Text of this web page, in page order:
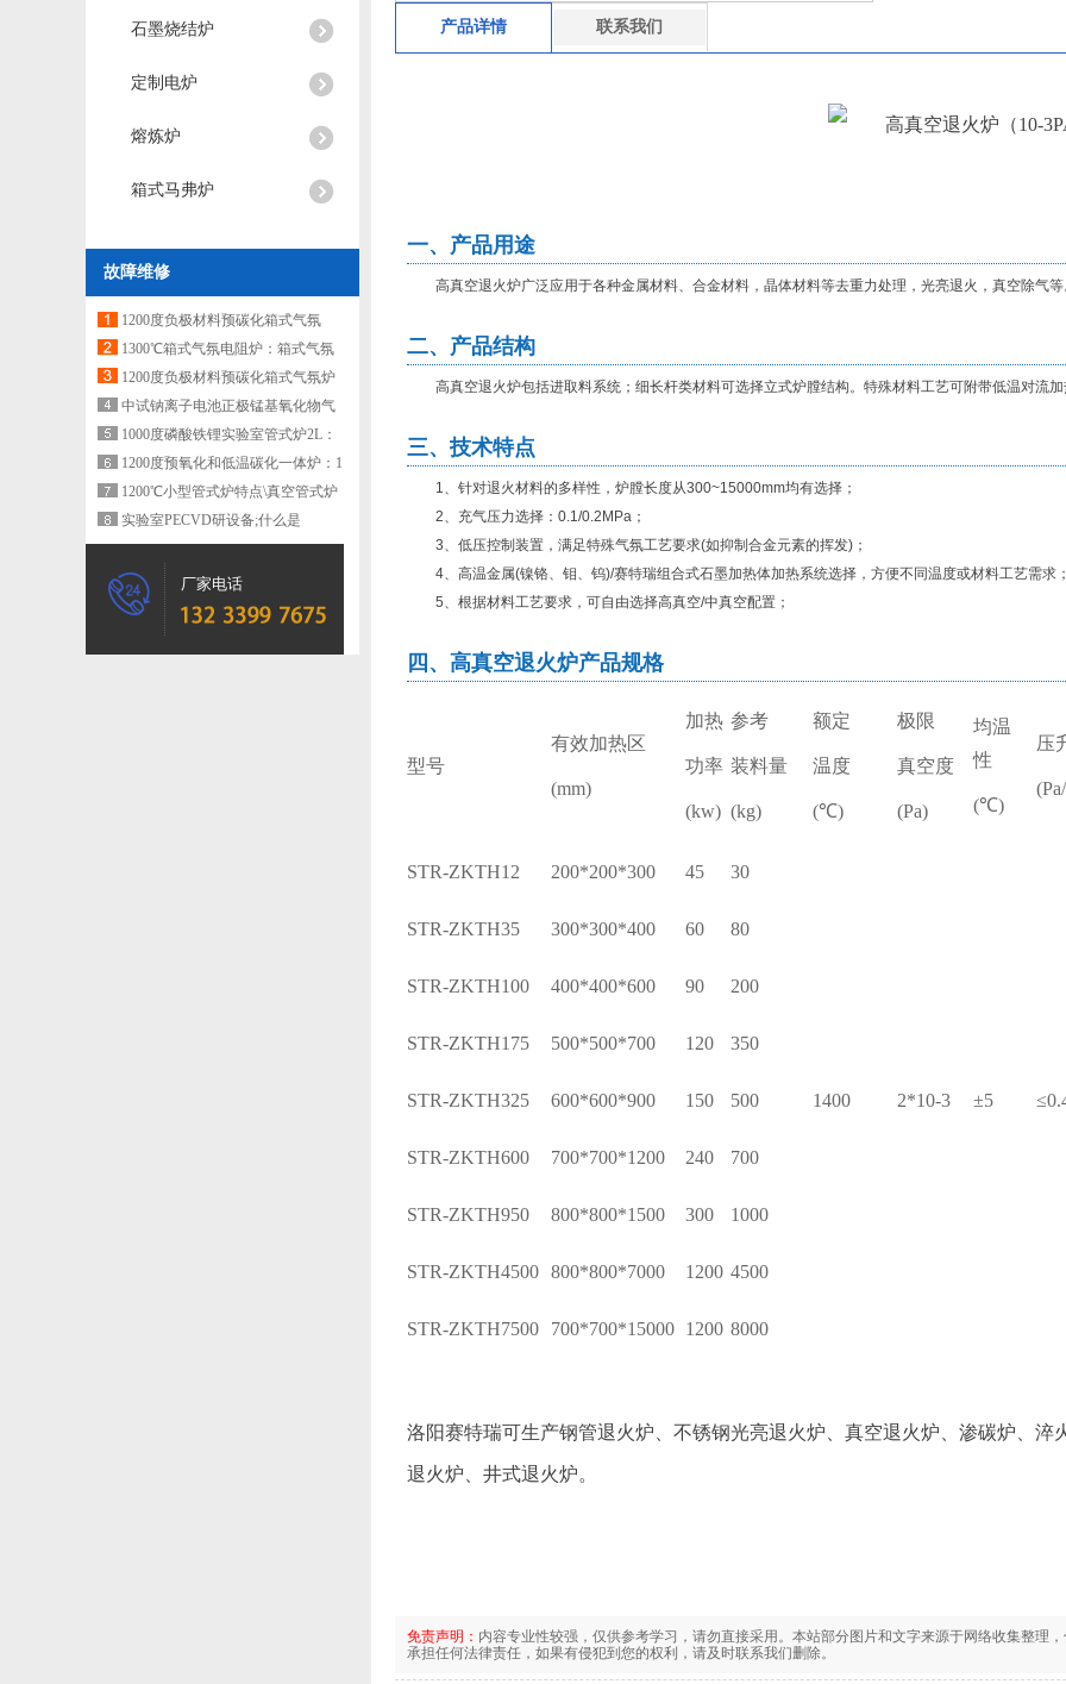
石墨烧结炉
定制电炉
熔炼炉
箱式马弗炉
故障维修
1200度负极材料预碳化箱式气氛
炉：3公斤
1300℃箱式气氛电阻炉：箱式气氛
烧结炉
1200度负极材料预碳化箱式气氛炉
10kg：2排1列箱式气氛炉
中试钠离子电池正极锰基氧化物气
氛烧结炉：2排1列箱式气
1000度磷酸铁锂实验室管式炉2L：
小型磷酸铁锂回转煅烧炉
1200度预氧化和低温碳化一体炉：1
排1列负极材料预碳化箱
1200℃小型管式炉特点\真空管式炉
实验室PECVD研设备;什么是
PECVD?
厂家电话
产品详情 联系我们
一、产品用途
高真空退火炉广泛应用于各种金属材料、合金材料，晶体材料等去重力处理，光亮退火，真空除气等
二、产品结构
高真空退火炉包括进取料系统；细长杆类材料可选择立式炉膛结构。特殊材料工艺可附带低温对流
三、技术特点
1、针对退火材料的多样性，炉膛长度从300~15000mm均有选择；
2、充气压力选择： 0.1/0.2MPa ；
3、低压控制装置，满足特殊气氛工艺要求(如抑制合金元素的挥发) ；
4、高温金属(镍铬、钼、钨)/赛特瑞组合式石墨加热体加热系统选择，方便不同温度或材料工艺需求；
5、根据材料工艺要求，可自由选择高真空/中真空配置；
四、高真空退火炉产品规格
型号
有效加热区
(mm)
加热
功率
(kw)
参考
装料量
(kg)
额定
温度
(℃)
极限
真空度
(Pa)
均温
性
(℃)
压
STR-ZKTH12 200*200*300 45 30
1400 2*10-3 ±5
STR-ZKTH35 300*300*400 60 80
STR-ZKTH100 400*400*600 90 200
STR-ZKTH175 500*500*700 120 350
STR-ZKTH325 600*600*900 150 500
STR-ZKTH600 700*700*1200 240 700
STR-ZKTH950 800*800*1500 300 1000
STR-ZKTH4500 800*800*7000 1200 4500
STR-ZKTH7500 700*700*15000 1200 8000
洛阳赛特瑞可生产钢管退火炉、不锈钢光亮退火炉、真空退火炉、渗碳炉、
退火炉、井式退火炉。
免责声明： 内容专业性较强，仅供参考学习，请勿直接采用。本站部分图片和文字来源于网络收集整理
承担任何法律责任，如果有侵犯到您的权利，请及时联系我们删除。